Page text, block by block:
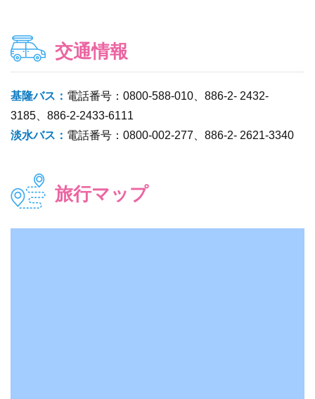
交通情報
基隆バス： 電話番号：0800-588-010、886-2- 2432-
3185、886-2-2433-6111
淡水バス： 電話番号：0800-002-277、886-2- 2621-3340
旅行マップ